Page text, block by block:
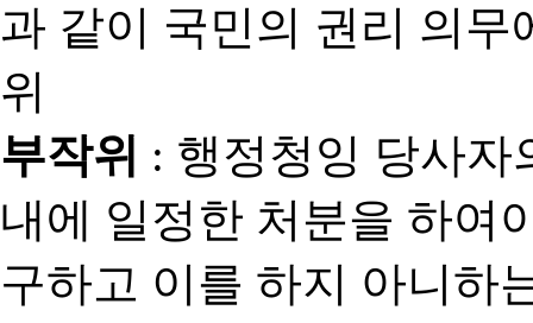
과 같이 국민의 권리 의
위
부작위 : 행정청잉 당사자
내에 일정한 처분을 하여
구하고 이를 하지 아니하